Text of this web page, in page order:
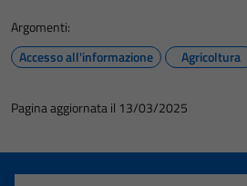
Argomenti:
Accesso all'informazione
Agricoltura
Pagina aggiornata il 13/03/2025